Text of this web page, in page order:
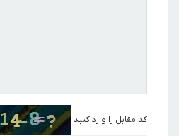
کد مقابل را وارد کنید